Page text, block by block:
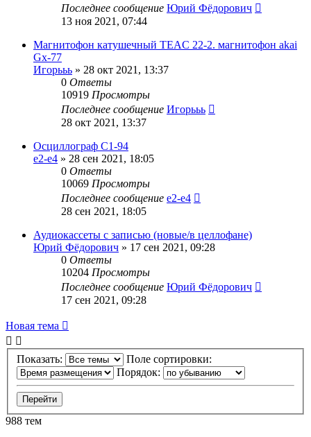
Последнее сообщение Юрий Фёдорович
13 ноя 2021, 07:44
Магнитофон катушечный TEAC 22-2. магнитофон akai
Gx-77
Игорььь » 28 окт 2021, 13:37
0 Ответы
10919 Просмотры
Последнее сообщение Игорььь
28 окт 2021, 13:37
Осциллограф С1-94
e2-e4 » 28 сен 2021, 18:05
0 Ответы
10069 Просмотры
Последнее сообщение e2-e4
28 сен 2021, 18:05
Аудиокассеты с записью (новые/в целлофане)
Юрий Фёдорович » 17 сен 2021, 09:28
0 Ответы
10204 Просмотры
Последнее сообщение Юрий Фёдорович
17 сен 2021, 09:28
Новая тема
Показать:
Поле сортировки:
Порядок:
988 тем